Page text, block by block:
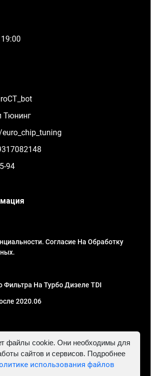
Тюнинг
94
Согласие На Обработку
Фильтра На Турбо Дизеле TDI
2020.06
Павлович. ИНН 781302555843,
файлы cookie. Они необходимы для
сайтов и сервисов. Подробнее
использования файлов